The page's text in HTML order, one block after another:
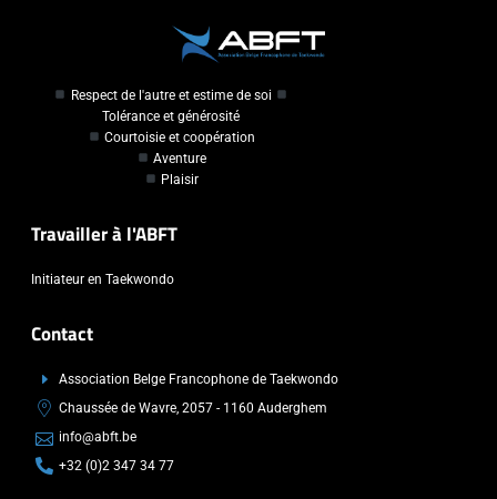
Respect de l'autre et estime de soi
Tolérance et générosité
Courtoisie et coopération
Aventure
Plaisir
Travailler à l'ABFT
Initiateur en Taekwondo
Contact
Association Belge Francophone de Taekwondo
Chaussée de Wavre, 2057 - 1160 Auderghem
info@abft.be
+32 (0)2 347 34 77